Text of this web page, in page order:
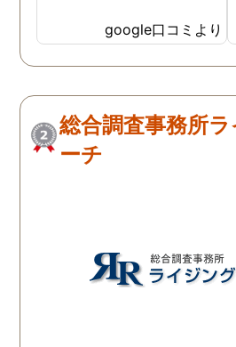
なんかも温かみを感じま
す。はじめからこちらにす
ればよかったです😢 …
google口コミより
総合調査事務所
ーチ